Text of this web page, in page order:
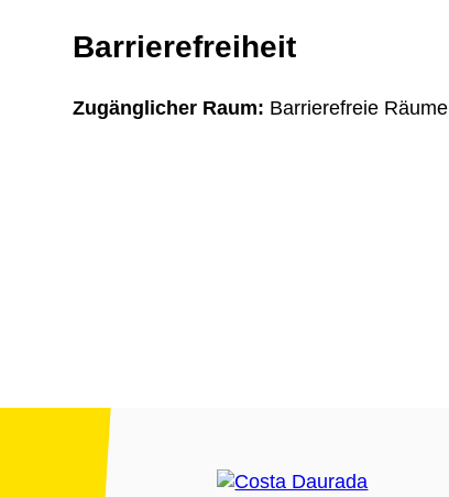
Barrierefreiheit
Zugänglicher Raum: Barrierefreie Räume